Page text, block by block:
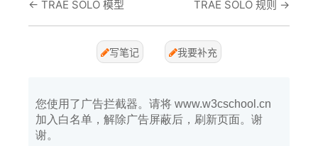
← TRAE SOLO 模型 TRAE SOLO 规则 →
写笔记 我要补充
您使用了广告拦截器。请将 www.w3cschool.cn
加入白名单，解除广告屏蔽后，刷新页面。谢
谢。